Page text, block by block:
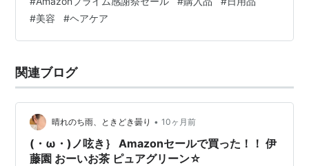
ちらの商品は評価が高く、パロサント&サンダルウッドの
香りという優しそうな香りに惹かれました。どんな香り
かあまり想像できていませんが（笑）パロサントって
#美容 #ヘアケア
関連ブログ
晴れのち雨、ときどき曇り • 10ヶ月前
(・ω・)ノ呟き｝ Amazonセールで買った！！ 伊
藤園 おーいお茶 ピュアグリーン☆